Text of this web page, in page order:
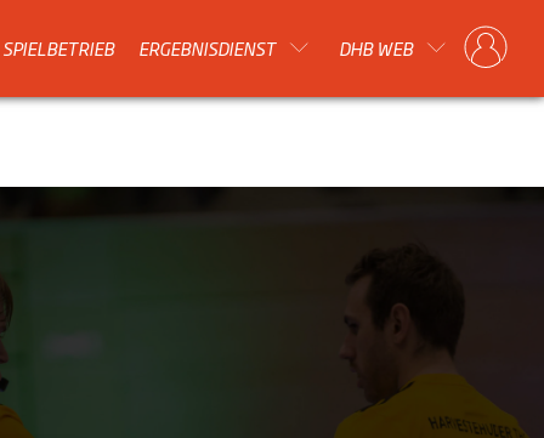
SPIELBETRIEB ERGEBNISDIENST DHB WEB